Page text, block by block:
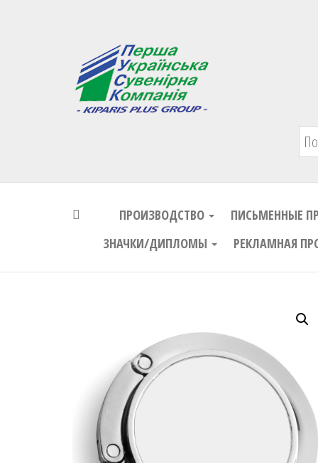
Первая Украинская Сувенирная
ПРОИЗВОДСТВО ПИСЬМЕННЫЕ
ЗНАЧКИ/ДИПЛОМЫ
РЕКЛАМНАЯ